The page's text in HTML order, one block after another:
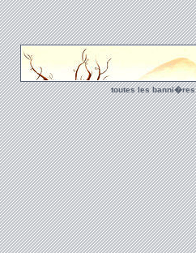
toutes les banni�res